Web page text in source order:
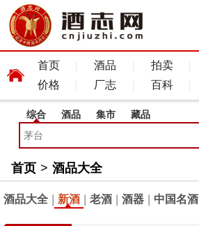
首页 酒品 拍卖
价格
厂志 百科
综合 酒品 集市 藏品
首页 > 酒品大全
酒品大全 新酒 老酒 酒器 中国名酒